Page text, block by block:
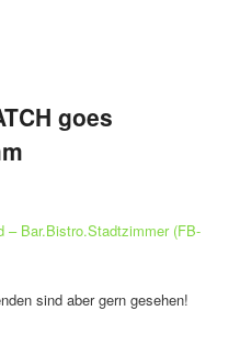
goes
– Bar.Bistro.Stadtzimmer (FB-
sind aber gern gesehen!